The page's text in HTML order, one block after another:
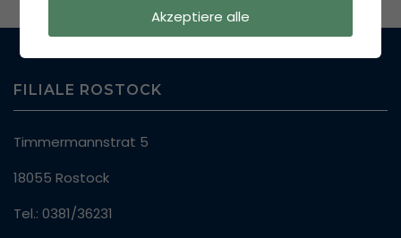
FILIALE ROSTOCK
Timmermannstrat 5
18055 Rostock
Tel.: 0381/36231
Akzeptiere alle